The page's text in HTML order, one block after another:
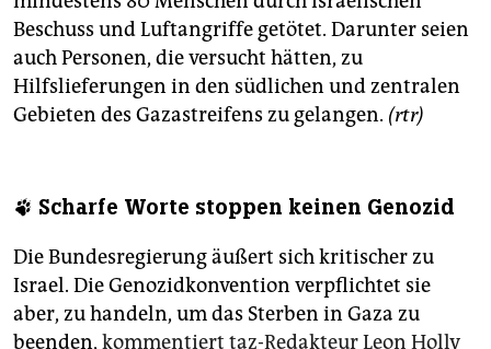
Beschuss und Luftangriffe getötet. Darunter seien
auch Personen, die versucht hätten, zu
Hilfslieferungen in den südlichen und zentralen
Gebieten des Gazastreifens zu gelangen. (rtr)
🐾 Scharfe Worte stoppen keinen Genozid
Die Bundesregierung äußert sich kritischer zu
Israel. Die Genozidkonvention verpflichtet sie
aber, zu handeln, um das Sterben in Gaza zu
beenden, kommentiert taz-Redakteur Leon Holly